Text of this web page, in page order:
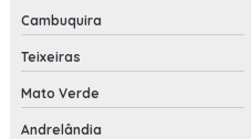
Cambuquira
Teixeiras
Mato Verde
Andrelândia